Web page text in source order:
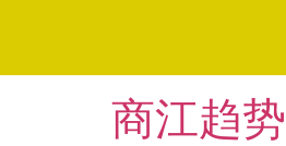
商江趋势